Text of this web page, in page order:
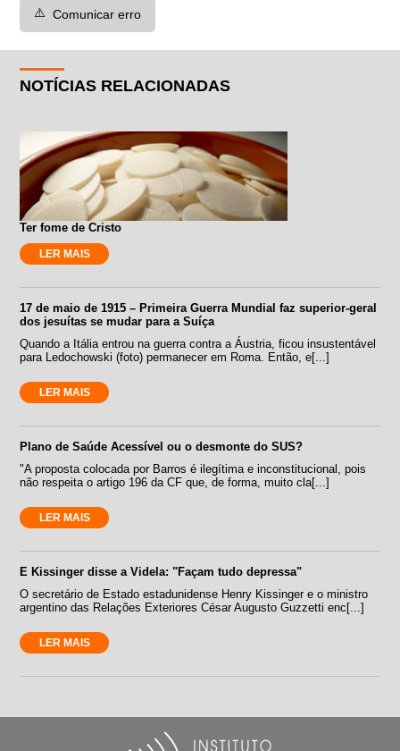
⚠️ Comunicar erro
NOTÍCIAS RELACIONADAS
Ter fome de Cristo
LER MAIS
17 de maio de 1915 – Primeira Guerra Mundial faz superior-geral
dos jesuítas se mudar para a Suíça
Quando a Itália entrou na guerra contra a Áustria, ficou insustentável
para Ledochowski (foto) permanecer em Roma. Então, e[...]
LER MAIS
Plano de Saúde Acessível ou o desmonte do SUS?
"A proposta colocada por Barros é ilegítima e inconstitucional, pois
não respeita o artigo 196 da CF que, de forma, muito cla[...]
LER MAIS
E Kissinger disse a Videla: "Façam tudo depressa"
O secretário de Estado estadunidense Henry Kissinger e o ministro
argentino das Relações Exteriores César Augusto Guzzetti enc[...]
LER MAIS